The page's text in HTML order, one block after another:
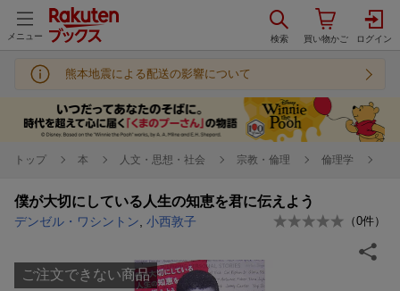
メニュー
熊本地震による配送の影響について
トップ 本 人文・思想・社会 宗教・倫理 倫理学
僕が大切にしている人生の知恵を君に伝えよう
デンゼル・ワシントン 小西敦子 （0件）
ご注文できない商品